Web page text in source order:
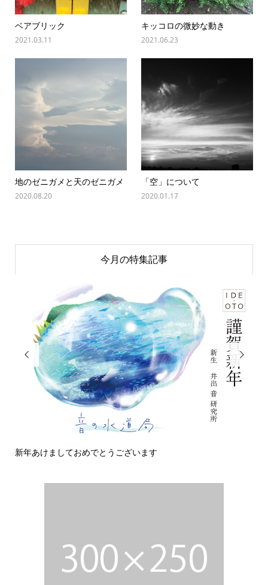
ベアブリック
2021.03.11
キッコロの微妙な動き
2021.06.23
地のゼニガメと天のゼニガメ
2020.08.20
「空」について
2020.01.17
今月の特集記事

新年あけましておめでとうございます
